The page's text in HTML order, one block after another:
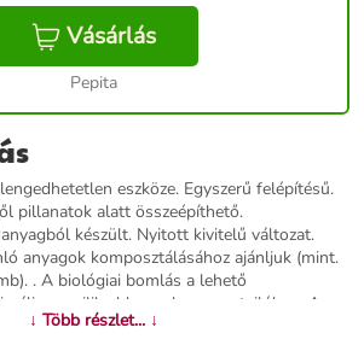
Vásárlás
Pepita
eszköze. Egyszerű felépítésű.
pillanatok alatt összeépíthető.
készült. Nyitott kivitelű változat.
anyagok komposztálásához ajánljuk (mint.
. A biológiai bomlás a lehető
zajlik ebben a komposztsilóban. Az
Ennek következtében az érési folyamat
↓ Több részlet... ↓